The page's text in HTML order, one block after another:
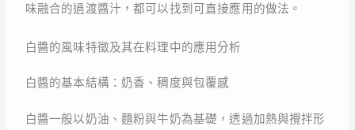
味融合的過渡醬汁，都可以找到可直接應用的做法。
白醬的風味特徵及其在料理中的應用分析
白醬的基本結構：奶香、稠度與包覆感
白醬一般以奶油、麵粉與牛奶為基礎，透過加熱與攪拌形